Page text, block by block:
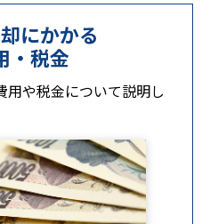
にかかる
・税金
や税金について説明し